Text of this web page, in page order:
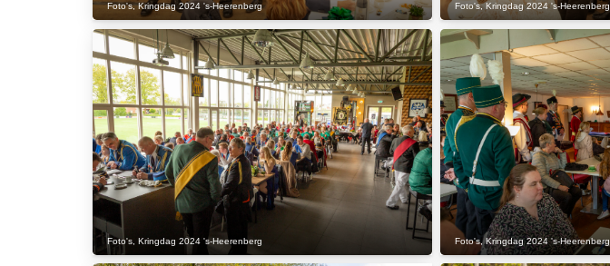
Foto's,Kringdag 2024 's-Heerenberg Foto's, Kringdag 2024 's-Heerenberg
Foto's Kringdag 2024 's-Heerenberg Foto's,Kringdag 2024 's-Heerenberg